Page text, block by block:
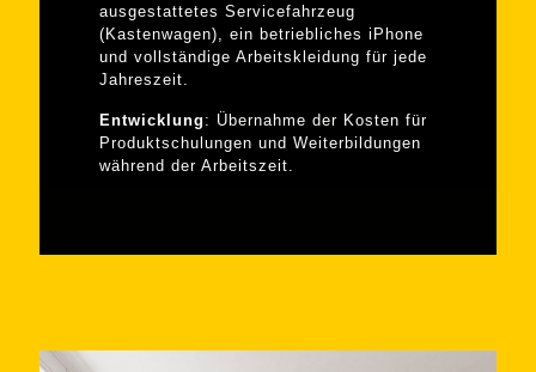
ausgestattetes Servicefahrzeug
(Kastenwagen), ein betriebliches iPhone
und vollständige Arbeitskleidung für jede
Jahreszeit.
Entwicklung : Übernahme der Kosten für
Produktschulungen und Weiterbildungen
während der Arbeitszeit.